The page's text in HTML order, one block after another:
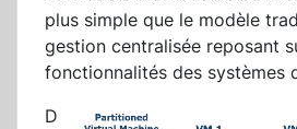
plus simple que le modèle
gestion centralisée reposant
fonctionnalités des systèmes
D